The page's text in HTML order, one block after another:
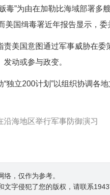
”为由在加勒比海域部署多
美国缉毒署近年报告显示，
国意图通过军事威胁在委
动或参与政变。
立200计划”以组织协调各地
沿海地区举行军事防御演习
络，仅作为参考。
文字侵犯了您的版权，请联系